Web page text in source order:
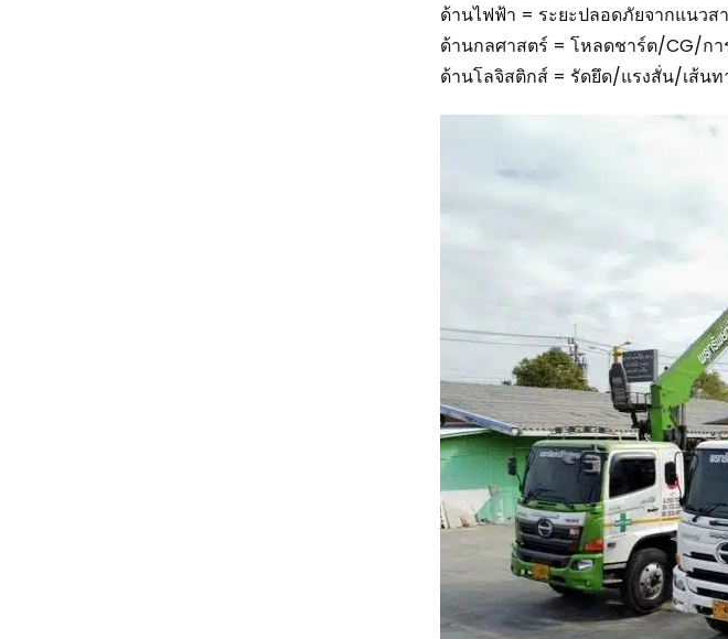
ด้านไฟฟ้า = ระยะปลอดภัยจากแนว
ด้านกลศาสตร์ = โหลดชาร์ต/CG/กา
ด้านโลจิสติกส์ = รัดยึด/แรงสั่น/เส้นท